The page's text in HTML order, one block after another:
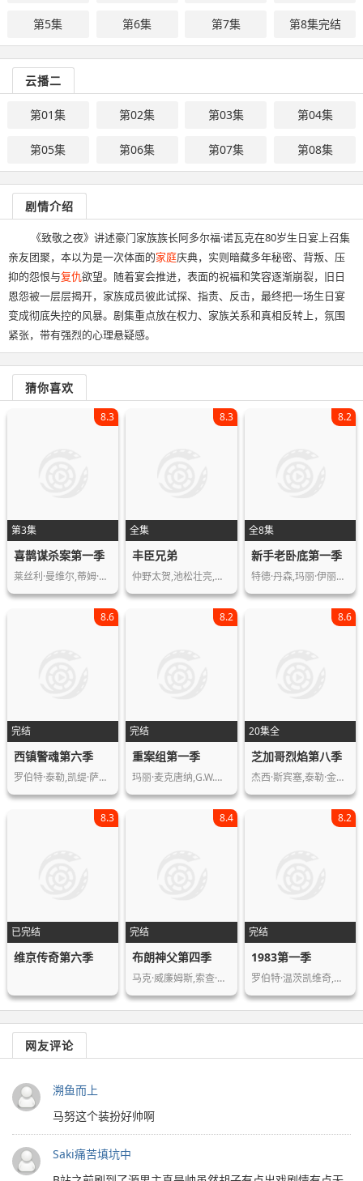
第5集 第6集 第7集 第8集完结
云播二
第01集 第02集 第03集 第04集
第05集 第06集 第07集 第08集
剧情介绍
《致敬之夜》讲述豪门家族族长阿多尔福·诺瓦克在80岁生日宴上召集
亲友团聚，本以为是一次体面的家庭庆典，实则暗藏多年秘密、背叛、压
抑的怨恨与复仇欲望。随着宴会推进，表面的祝福和笑容逐渐崩裂，旧日
恩怨被一层层揭开，家族成员彼此试探、指责、反击，最终把一场生日宴
变成彻底失控的风暴。剧集重点放在权力、家族关系和真相反转上，氛围
紧张，带有强烈的心理悬疑感。
猜你喜欢
第3集
8.3
喜鹊谋杀案第一季
莱丝利·曼维尔,蒂姆·迈克穆兰,康勒斯…
全集
8.3
丰臣兄弟
仲野太贺,池松壮亮,吉冈里帆,滨边美波…
全8集
8.2
新手老卧底第一季
特德·丹森,玛丽·伊丽莎白·埃利斯,莉…
完结
8.6
西镇警魂第六季
罗伯特·泰勒,凯缇·萨克霍夫,卢·戴蒙…
完结
8.2
重案组第一季
玛丽·麦克唐纳,G.W.拜利,安东尼·约翰…
20集全
8.6
芝加哥烈焰第八季
杰西·斯宾塞,泰勒·金尼,伊默恩·沃克…
已完结
8.3
维京传奇第六季
完结
8.4
布朗神父第四季
马克·威廉姆斯,索查·库萨克,南希·卡…
完结
8.2
1983第一季
罗伯特·温茨凯维奇,马切伊·穆西尔,米…
网友评论
溯鱼而上
马努这个装扮好帅啊
Saki痛苦填坑中